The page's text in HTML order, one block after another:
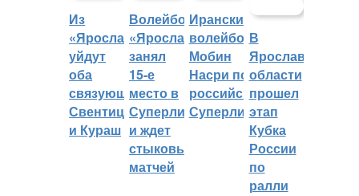
Из
«Ярославича»
уйдут
оба
связующих:
Свентицкис
и Кураш
Волейбольный
«Ярославич»
занял
15-е
место в
Суперлиге
и ждет
стыковых
матчей
Иранский
волейболист
Мобин
Насри покинет
российскую
Суперлигу
В
Ярославской
области
прошел
этап
Кубка
России
по
ралли